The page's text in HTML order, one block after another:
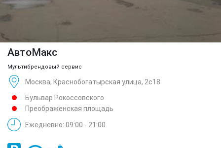
АвтоМакс
Мультибрендовый сервис
Москва, Краснобогатырская улица, 2с18
Бульвар Рокоссовского
Преображенская площадь
Ежедневно: 09:00 - 21:00